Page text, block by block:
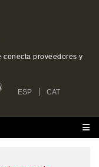
conecta proveedores y
ESP CAT